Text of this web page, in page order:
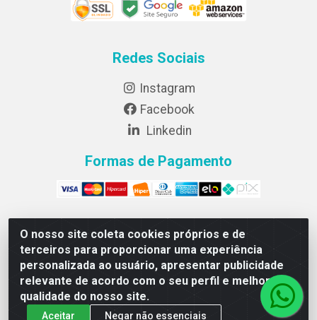
O nosso site coleta cookies próprios e de
terceiros para proporcionar uma experiência
personalizada ao usuário, apresentar publicidade
relevante de acordo com o seu perfil e melhorar a
qualidade do nosso site.
Aceitar Negar não essenciais
Redes Sociais
Instagram
Facebook
Linkedin
Formas de Pagamento
Lightsweet Industria e comercio de Alimentos LTDA -
CNPJ 82.015.652/0001-64 - Rodovia BR 376, km 188,
lote 300A - Marialva/PR - CEP 86990-000